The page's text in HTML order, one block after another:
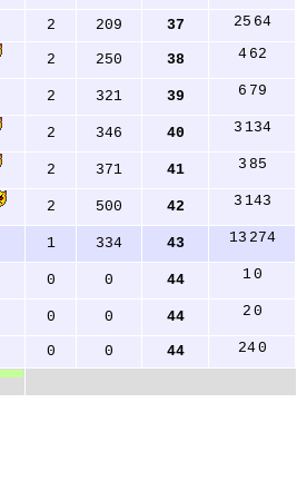
2 209 37 25 64
2 250 38 4 62
2 321 39 6 79
2 346 40 3 134
2 371 41 3 85
2 500 42 3 143
1 334 43 13 274
0 0 44 10
0 0 44 2 0
0 0 44 240